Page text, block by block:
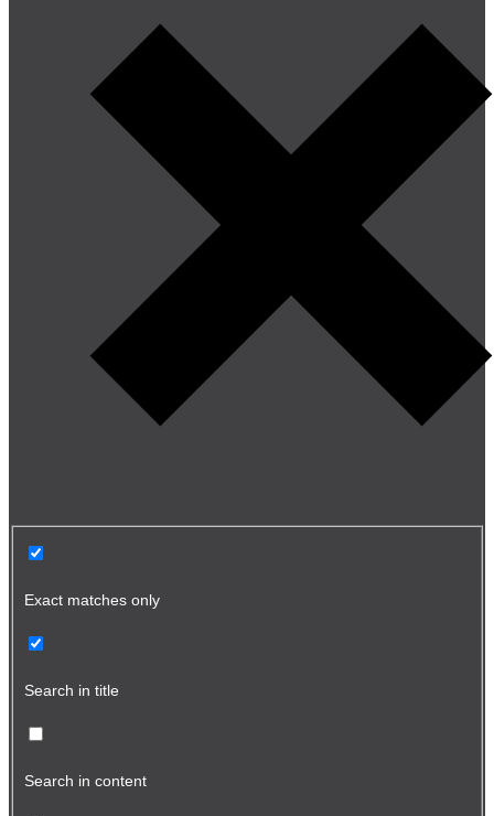
Exact matches only
Search in title
Search in content